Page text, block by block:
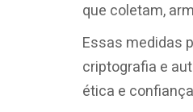
que coletam,
Essas medidas
criptografia e
ética e